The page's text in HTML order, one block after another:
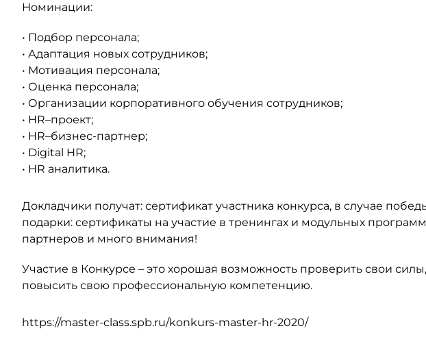
Номинации:
• Подбор персонала;
• Адаптация новых сотрудников;
• Мотивация персонала;
• Оценка персонала;
• Организации корпоративного обучения сотрудников;
• HR–проект;
• HR–бизнес-партнер;
• Digital HR;
• HR аналитика.
Докладчики получат: сертификат участника конкурса, в случае
подарки: сертификаты на участие в тренингах и модульных
партнеров и много внимания!
Участие в Конкурсе – это хорошая возможность проверить свои
повысить свою профессиональную компетенцию.
https://master-class.spb.ru/konkurs-master-hr-2020/